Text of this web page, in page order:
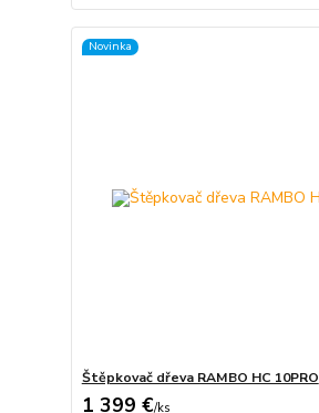
Novinka
Štěpkovač dřeva RAMBO HC 10PRO
1 399 €/ks